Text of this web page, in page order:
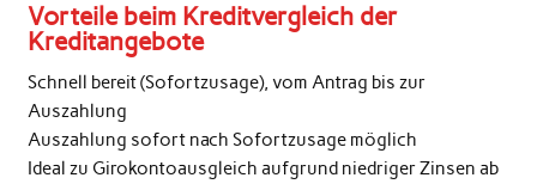
Vorteile beim Kreditvergleich der
Kreditangebote
Schnell bereit (Sofortzusage), vom Antrag bis zur
Auszahlung
Auszahlung sofort nach Sofortzusage möglich
Ideal zu Girokontoausgleich aufgrund niedriger Zinsen ab